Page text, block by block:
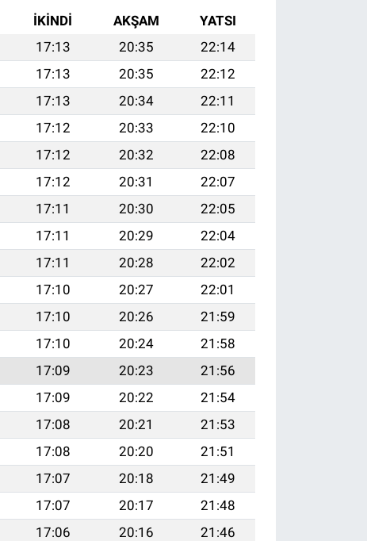
İKINDI AKŞAM
YATSI
17:13 20:35
22:14
17:13 20:35
22:12
17:13 20:34
22:11
17:12 20:33
22:10
17:12 20:32
22:08
17:12 20:31
22:07
17:11 20:30
22:05
17:11 20:29
22:04
17:11 20:28
22:02
17:10 20:27
22:01
17:10 20:26
21:59
17:10 20:24
21:58
17:09 20:23
21:56
17:09 20:22
21:54
17:08 20:21
21:53
17:08 20:20
21:51
17:07 20:18
21:49
17:07 20:17
21:48
17:06 20:16
21:46